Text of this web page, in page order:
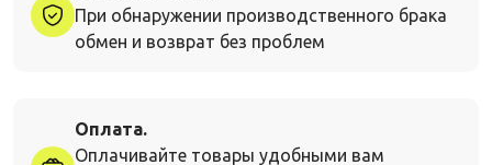
При обнаружении производственного брака
обмен и возврат без проблем
Оплата.
Оплачивайте товары удобными вам